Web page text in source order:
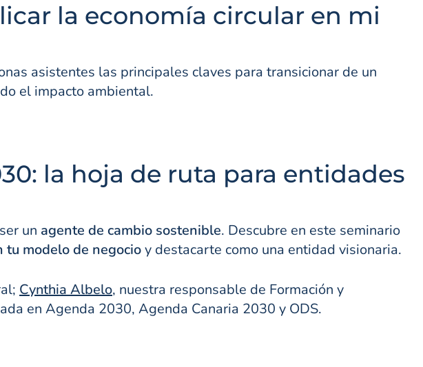
la economía circular en mi
asistentes las principales claves para transicionar de un
el impacto ambiental.
la hoja de ruta para entidades
un agente de cambio sostenible. Descubre en este seminario
modelo de negocioy destacarte como una entidad visionaria.
Cynthia Albelo, nuestra responsable de Formación y
en Agenda 2030, Agenda Canaria 2030 y ODS.